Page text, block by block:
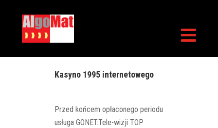

Kasyno 1995 internetowego
Przed końcem opłaconego periodu
usługa GONET.Tele-wizji TOP